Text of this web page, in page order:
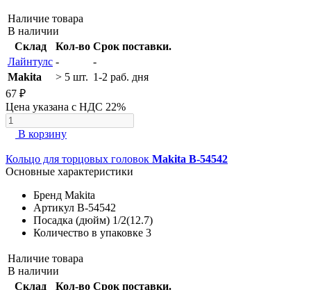
Наличие товара
В наличии
Склад
Кол-во Срок поставки.
Лайнтулс -
-
Makita
> 5 шт. 1-2 раб. дня
67 ₽
Цена указана с НДС 22%
В корзину
Кольцо для торцовых головок Makita B-54542
Основные характеристики
Бренд Makita
Артикул B-54542
Посадка (дюйм) 1/2(12.7)
Количество в упаковке 3
Наличие товара
В наличии
Склад
Кол-во Срок поставки.